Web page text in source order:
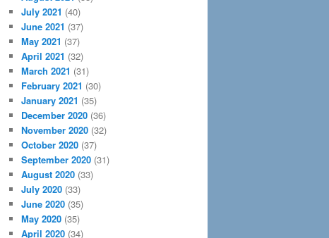
July 2021 (40)
June 2021 (37)
May 2021 (37)
April 2021 (32)
March 2021 (31)
February 2021 (30)
January 2021 (35)
December 2020 (36)
November 2020 (32)
October 2020 (37)
September 2020 (31)
August 2020 (33)
July 2020 (33)
June 2020 (35)
May 2020 (35)
April 2020 (34)